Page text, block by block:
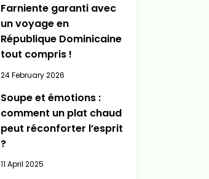
Farniente garanti avec
un voyage en
République Dominicaine
tout compris !
24 February 2026
Soupe et émotions :
comment un plat chaud
peut réconforter l’esprit
?
11 April 2025